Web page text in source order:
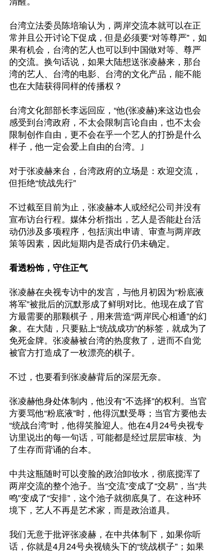
台湾立法委员陈培瑜认为，两岸交流本就可以在正
常并且公开讨论下促成，但是必须要“对等尊严”，如
果有机会，台湾的艺人也可以到中国做对等、尊严
的交流。换句话说，如果大陆想送张凌赫来，那台
湾的艺人、台湾的电影、台湾的文化产品，能不能
也在大陆获得同样的传播权？
台湾文化部部长李远回应，“他(张凌赫)来这边也会
感受到台湾政府，不太会限制言论自由，也不太会
限制创作自由，更不会在乎一个艺人的打扮是什么
样子，他一定会爱上自由的台湾。｣
对于张凌赫来台，台湾政府的立场是：欢迎交流，
但拒绝“统战先行”
不过截至目前为止，张凌赫本人或经纪公司并没有
宣布访台行程。媒体分析指出，艺人是否能赴台活
动仍涉及多项程序，包括演出申请、审查与两岸政
策等因素，因此短期内是否成行仍未确定。
看透粉饰，守住正气
张凌赫在央视专访中的发言，与他月初因为“粉底液
将军”被批后的沉默形成了鲜明对比。他现在成了官
方最需要的那颗棋子，用来营造“两岸民心相通”的幻
象。在大陆，只要贴上“统战成功”的标签，就成为了
免死金牌。张凌赫被台湾的热度救了，进而不自觉
被官方打造成了一枚漂亮的棋子。
不过，也要看到张凌赫背后的深层无奈。
张凌赫他身处体制内，他没有“不选择”的权利。当官
方要骂他“粉底液”时，他得沉默受辱；当官方要他去
“统战台湾”时，他得笑脸迎人。他在4月24号央视专
访里说出的每一句话，可能都是经过层层审核、为
了生存而背诵的台本。
中共这瓶随时可以变脸的政治卸妆水，彻底搅浑了
两岸交流的整个池子。当“交流”变成了“交易”，当“共
鸣”变成了“安排”，这个池子就彻底臭了。在这种环
境下，艺人不再是艺术家，而是政治道具。
我们无意于批评张凌赫，在中共体制下，如果你听
话，你就是4月24号央视镜头下的“统战棋子”；如果